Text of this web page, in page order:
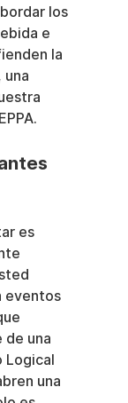
los
e
la
una
es
eventos
de una
Logical
una